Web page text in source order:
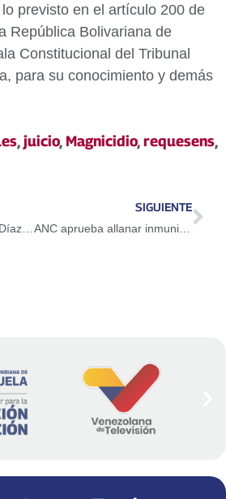
previsto en el artículo 200 de
República Bolivariana de
Constitucional del Tribunal
para su conocimiento y demás
,juicio, Magnicidio,requesens,
SIGUIENTE
ANC aprueba allanar inmunidad parlamentaria de Requesens y Borges